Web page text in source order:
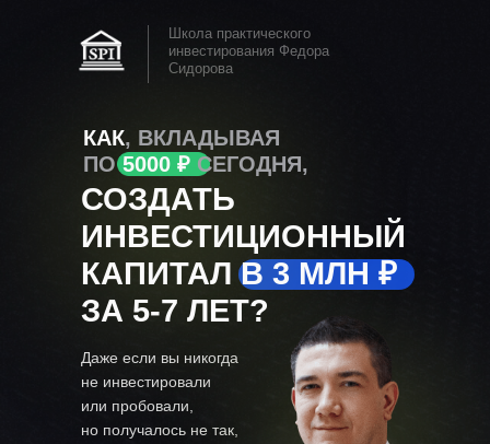
Школа практического
инвестирования Федора
Сидорова
КАК, ВКЛАДЫВАЯ
ПО5000 ₽ СЕГОДНЯ,
Даже если вы никогда
не инвестировали
или пробовали,
но получалось не так,
СОЗДАТЬ
ИНВЕСТИЦИОННЫЙ
КАПИТАЛ В 3 МЛН ₽
ЗА 5-7 ЛЕТ?